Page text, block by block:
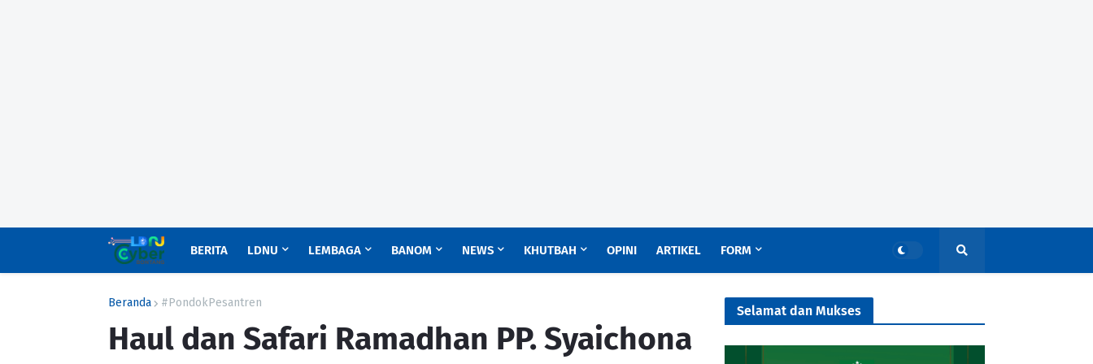
BERITA LDNU LEMBAGA BANOM NEWS KHUTBAH OPINI ARTIKEL FORM
Beranda #PondokPesantren
Haul dan Safari Ramadhan PP. Syaichona
Selamat dan Mukses